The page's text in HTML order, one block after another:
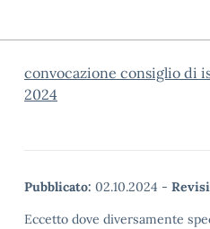
convocazione consiglio di
2024
Pubblicato: 02.10.2024 -
Eccetto dove diversamente